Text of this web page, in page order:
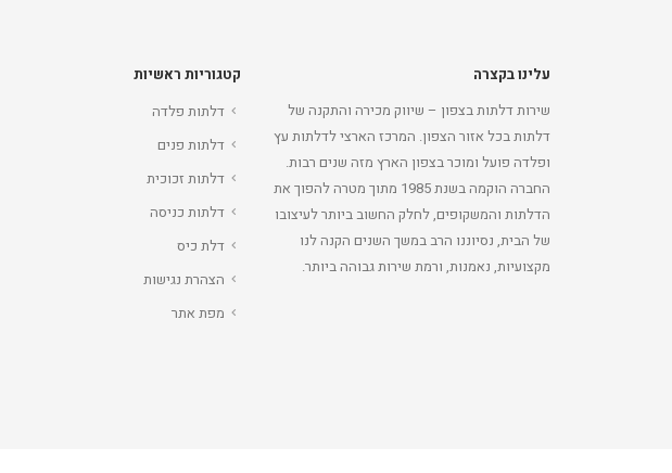
עלינו בקצרה
שירות דלתות בצפון – שיווק מכירה והתקנה של
דלתות בכל אזור הצפון. המרכז הארצי לדלתות עץ
ופלדה פועל ומוכר בצפון הארץ מזה שנים רבות.
החברה הוקמה בשנת 1985 מתוך מטרה להפוך את
הדלתות והמשקופים, לחלק החשוב ביותר לעיצובו
של הבית, נסיוננו הרב במשך השנים הקנה לנו
מקצועיות, נאמנות, ורמת שירות גבוהה ביותר.
קטגוריות ראשיות
דלתות פלדה
דלתות פנים
דלתות זכוכית
דלתות כניסה
דלת כיס
הצהרת נגישות
מפת אתר